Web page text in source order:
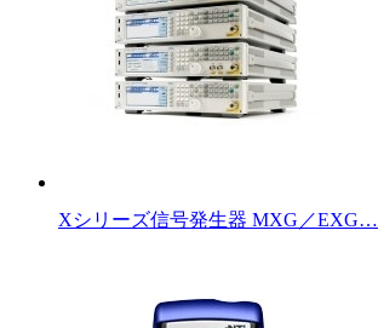
Xシリーズ信号発生器 MXG／EXG…